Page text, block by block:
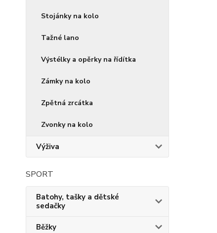
Stojánky na kolo
Tažné lano
Výstélky a opěrky na řídítka
Zámky na kolo
Zpětná zrcátka
Zvonky na kolo
Výživa
SPORT
Batohy, tašky a dětské
sedačky
Běžky